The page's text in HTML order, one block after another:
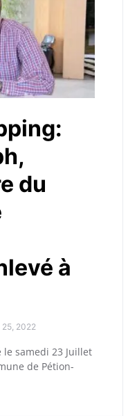
du
à
2022
le samedi 23 Juillet
de Pétion-